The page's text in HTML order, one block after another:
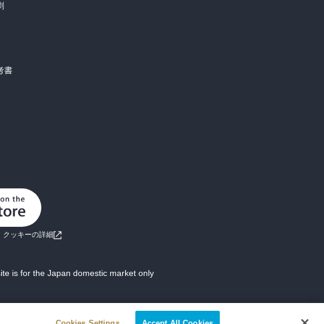
書
クッキーの詳細
is for the Japan domestic market only